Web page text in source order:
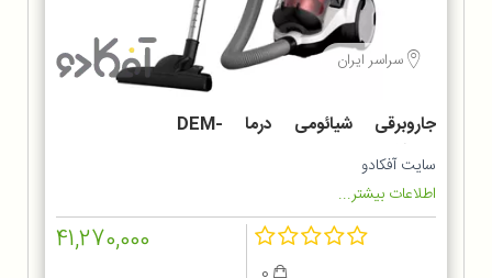
سراسر ایران
جاروبرقی شیائومی درما DEM-
TJ301W
سایت آفکادو
اطلاعات بیشتر...
41,270,000